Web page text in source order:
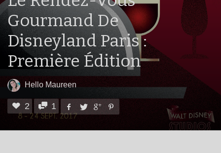
Gourmand De
Disneyland Paris :
Première Édition
Hello Maureen
2 1